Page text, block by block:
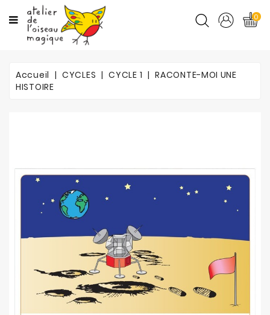
CATÉGORIES
MATIÈRES
BLOG
0
Accueil CYCLES CYCLE 1
RACONTE-MOI UNE
HISTOIRE